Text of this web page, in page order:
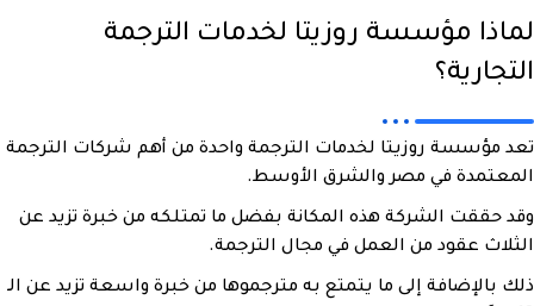
لماذا مؤسسة روزيتا لخدمات الترجمة
التجارية؟
تعد مؤسسة روزيتا لخدمات الترجمة واحدة من أهم شركات الترجمة
المعتمدة في مصر والشرق الأوسط.
وقد حققت الشركة هذه المكانة بفضل ما تمتلكه من خبرة تزيد عن
الثلاث عقود من العمل في مجال الترجمة.
ذلك بالإضافة إلى ما يتمتع به مترجموها من خبرة واسعة تزيد عن الـ